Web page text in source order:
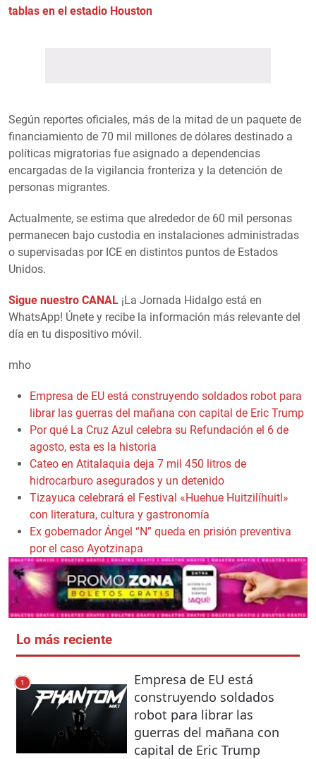
tablas en el estadio Houston
Según reportes oficiales, más de la mitad de un paquete de
financiamiento de 70 mil millones de dólares destinado a
políticas migratorias fue asignado a dependencias
encargadas de la vigilancia fronteriza y la detención de
personas migrantes.
Actualmente, se estima que alrededor de 60 mil personas
permanecen bajo custodia en instalaciones administradas
o supervisadas por ICE en distintos puntos de Estados
Unidos.
Sigue nuestro CANAL ¡La Jornada Hidalgo está en
WhatsApp! Únete y recibe la información más relevante del
día en tu dispositivo móvil.
mho
Empresa de EU está construyendo soldados robot para
librar las guerras del mañana con capital de Eric Trump
Por qué La Cruz Azul celebra su Refundación el 6 de
agosto, esta es la historia
Cateo en Atitalaquia deja 7 mil 450 litros de
hidrocarburo asegurados y un detenido
Tizayuca celebrará el Festival «Huehue Huitzilíhuitl»
con literatura, cultura y gastronomía
Ex gobernador Ángel “N” queda en prisión preventiva
por el caso Ayotzinapa
Lo más reciente
1
Empresa de EU está
construyendo soldados
robot para librar las
guerras del mañana con
capital de Eric Trump